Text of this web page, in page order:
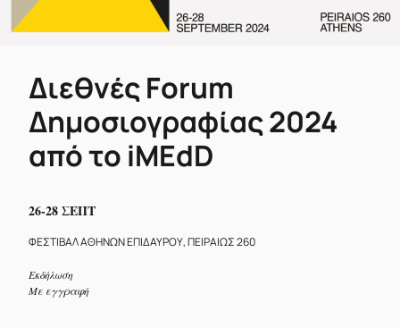
Διεθνές Forum
Δημοσιογραφίας 2024
από το iMEdD
26-28 ΣΕΠΤ
ΦΕΣΤΙΒΑΛ ΑΘΗΝΩΝ ΕΠΙΔΑΥΡΟΥ, ΠΕΙΡΑΙΩΣ 260
Εκδήλωση
Με εγγραφή